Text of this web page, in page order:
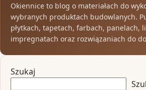
Okiennice to blog o materiałach do
wybranych produktach budowlanych.
płytkach, tapetach, farbach, panelach,
impregnatach oraz rozwiązaniach do
Szukaj